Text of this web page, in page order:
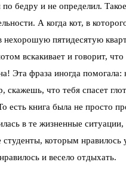
по бедру и не определил.
А когда кот, в
пятидесятую
вскакивает и говорит, что
Эта фраза иногда помогала:
скажешь, что тебя спасет
есть книга была не просто
в те жизненные
которым нравилось
и весело отдыхать.